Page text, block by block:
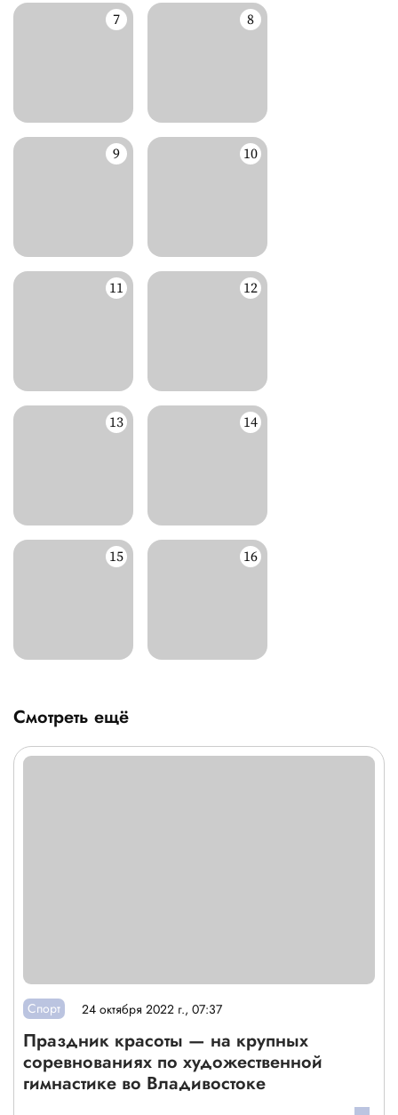
Смотреть ещё
Спорт 24 октября 2022 г., 07:37
Праздник красоты — на крупных
соревнованиях по художественной
гимнастике во Владивостоке